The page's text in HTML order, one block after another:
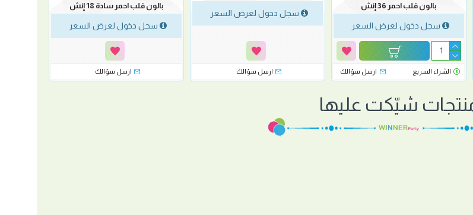
بالون قلب احمر 36 إنش
سجل دخول لعرض السعر
الشراء السريع ارسل سؤالك
سجل دخول لعرض السعر
ارسل سؤالك
بالون قلب احمر سادة 18 إنش
سجل دخول لعرض السعر
ارسل سؤالك
شيّكت عليها